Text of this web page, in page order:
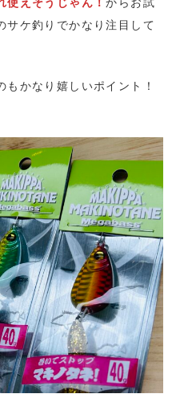
サケ釣りでかなり注目して
かなり嬉しいポイント！